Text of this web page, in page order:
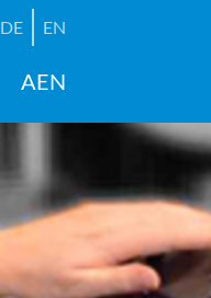
DE EN
AEN